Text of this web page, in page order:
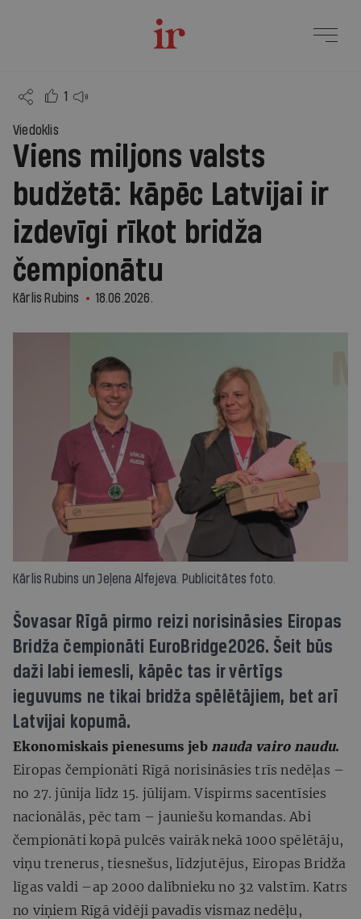
1
Viedoklis
Viens miljons valsts
budžetā: kāpēc Latvijai ir
izdevīgi rīkot bridža
čempionātu
Kārlis Rubins 18.06.2026.
Kārlis Rubins un Jeļena Alfejeva. Publicitātes foto.
Šovasar Rīgā pirmo reizi norisināsies Eiropas
Bridža čempionāti EuroBridge2026. Šeit būs
daži labi iemesli, kāpēc tas ir vērtīgs
ieguvums ne tikai bridža spēlētājiem, bet arī
Latvijai kopumā.
Ekonomiskais pienesums jeb nauda vairo naudu.
Eiropas čempionāti Rīgā norisināsies trīs nedēļas –
no 27. jūnija līdz 15. jūlijam. Vispirms sacentīsies
nacionālās, pēc tam – jauniešu komandas. Abi
čempionāti kopā pulcēs vairāk nekā 1000 spēlētāju,
viņu trenerus, tiesnešus, līdzjutējus, Eiropas Bridža
līgas valdi –ap 2000 dalībnieku no 32 valstīm. Katrs
no viņiem Rīgā vidēji pavadīs vismaz nedēļu,